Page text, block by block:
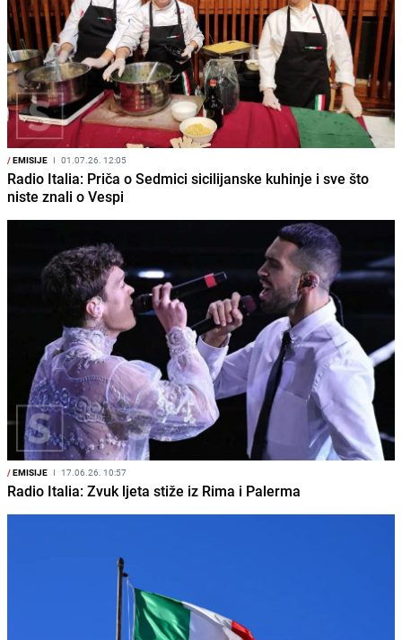
/EMISIJE I 01.07.26. 12:05
Radio Italia: Priča o Sedmici sicilijanske kuhinje i sve što
niste znali o Vespi
/EMISIJE I 17.06.26. 10:57
Radio Italia: Zvuk ljeta stiže iz Rima i Palerma